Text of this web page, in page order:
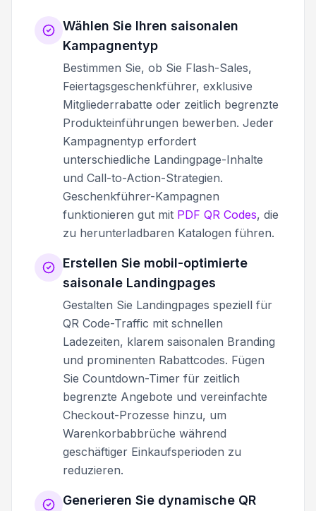
Wählen Sie Ihren saisonalen
Kampagnentyp
Bestimmen Sie, ob Sie Flash-Sales,
Feiertagsgeschenkführer, exklusive
Mitgliederrabatte oder zeitlich begrenzte
Produkteinführungen bewerben. Jeder
Kampagnentyp erfordert
unterschiedliche Landingpage-Inhalte
und Call-to-Action-Strategien.
Geschenkführer-Kampagnen
funktionieren gut mit PDF QR Codes, die
zu herunterladbaren Katalogen führen.
Erstellen Sie mobil-optimierte
saisonale Landingpages
Gestalten Sie Landingpages speziell für
QR Code-Traffic mit schnellen
Ladezeiten, klarem saisonalen Branding
und prominenten Rabattcodes. Fügen
Sie Countdown-Timer für zeitlich
begrenzte Angebote und vereinfachte
Checkout-Prozesse hinzu, um
Warenkorbabbrüche während
geschäftiger Einkaufsperioden zu
reduzieren.
Generieren Sie dynamische QR